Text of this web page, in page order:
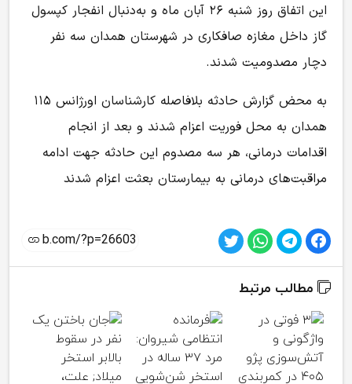
این اتفاق روز شنبه ۲۶ آبان ماه و به‌دنبال انفجار کپسول
گاز داخل مغازه صافکاری در شهرستان همدان سه نفر
دچار مصدومیت شدند.
به محض گزارش حادثه بلافاصله کارشناسان اورژانس ۱۱۵
همدان به محل فوریت اعزام شدند و بعد از انجام
اقدامات درمانی، هر سه مصدوم این حادثه جهت ادامه
مراقبت‌های درمانی به بیمارستان بعثت اعزام شدند
مطالب مرتبط